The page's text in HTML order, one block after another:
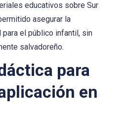
educativos sobre Sur
asegurar la
el público infantil, sin
salvadoreño.
para
en